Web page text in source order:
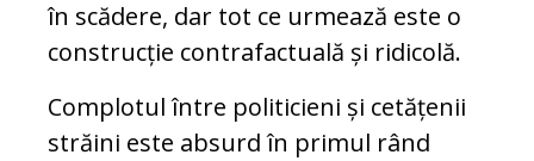
în scădere, dar tot ce urmează este o
construcție contrafactuală și ridicolă.
Complotul între politicieni și cetățenii
străini este absurd în primul rând